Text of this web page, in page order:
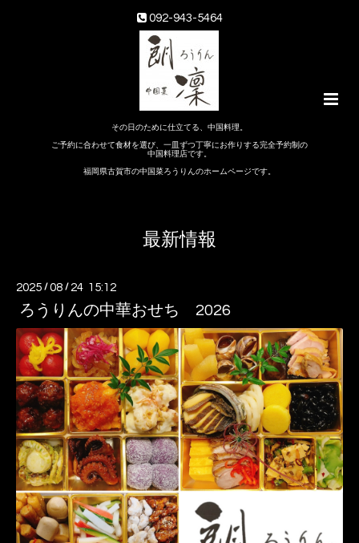
092-943-5464
その日のために仕立てる、中国料理。
ご予約に合わせて食材を選び、一皿ずつ丁寧にお作りする完全予約制の
中国料理店です。
福岡県古賀市の中国菜ろうりんのホームページです。
最新情報
2025 /08 / 24 15:12
ろうりんの中華おせち 2026